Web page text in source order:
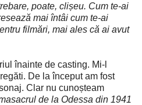
poate, clișeu. Cum te-ai
mai întâi cum te-ai
filmări, mai ales că ai avut
înainte de casting. Mi-l
De la început am fost
Clar nu cunoșteam
de la Odessa din 1941